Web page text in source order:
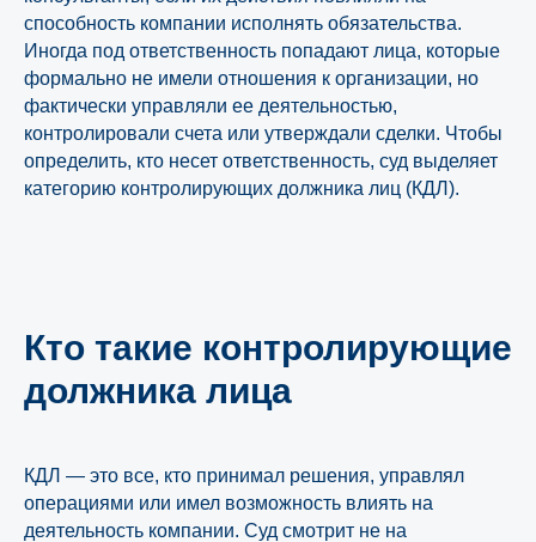
способность компании исполнять обязательства.
Иногда под ответственность попадают лица, которые
формально не имели отношения к организации, но
фактически управляли ее деятельностью,
контролировали счета или утверждали сделки. Чтобы
определить, кто несет ответственность, суд выделяет
категорию контролирующих должника лиц (КДЛ).
Кто такие контролирующие
должника лица
КДЛ — это все, кто принимал решения, управлял
операциями или имел возможность влиять на
деятельность компании. Суд смотрит не на